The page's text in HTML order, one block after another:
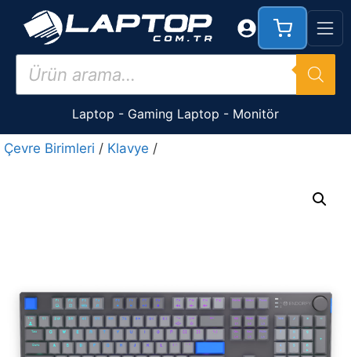
İçeriğe
Products
search
Laptop - Gaming Laptop - Monitör
Çevre Birimleri / Klavye /